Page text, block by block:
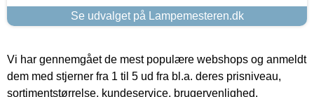
Se udvalget på Lampemesteren.dk
Vi har gennemgået de mest populære webshops og anmeldt
dem med stjerner fra 1 til 5 ud fra bl.a. deres prisniveau,
sortimentstørrelse, kundeservice, brugervenlighed,